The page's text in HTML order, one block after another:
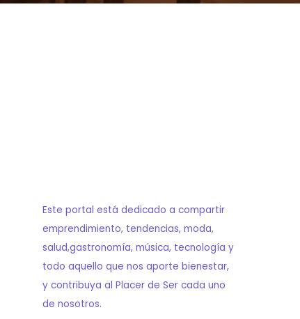
Este portal está dedicado a compartir
emprendimiento, tendencias, moda,
salud,gastronomía, música, tecnología y
todo aquello que nos aporte bienestar,
y contribuya al Placer de Ser cada uno
de nosotros.